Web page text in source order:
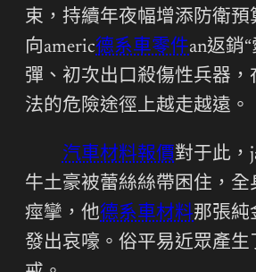
束，持續年夜幅增添防衛預
向americ德系車零件an返銷
彈、初次出口殺傷性兵器，
法的危險途徑上越走越遠。
汽車材料報價對于此，
牛土豪被蕾絲絲帶困住，全
痙攣，他德系車材料那張純
發出哀嚎。俗平易近眾產生